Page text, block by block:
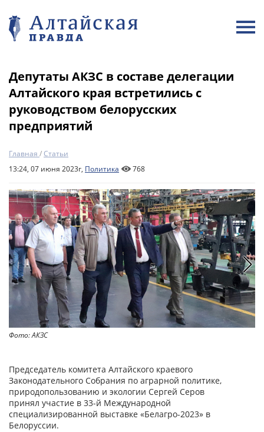
Депутаты АКЗС в составе делегации
Алтайского края встретились с
руководством белорусских
предприятий
Главная /Статьи
13:24, 07 июня 2023г, Политика 768
Фото: АКЗС
Председатель комитета Алтайского краевого
Законодательного Собрания по аграрной политике,
природопользованию и экологии Сергей Серов
принял участие в 33-й Международной
специализированной выставке «Белагро-2023» в
Белоруссии.